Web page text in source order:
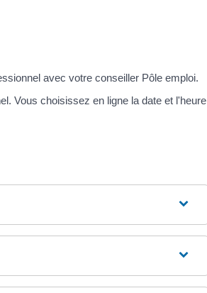
avec votre conseiller Pôle emploi.
Vous choisissez en ligne la date et l'heure